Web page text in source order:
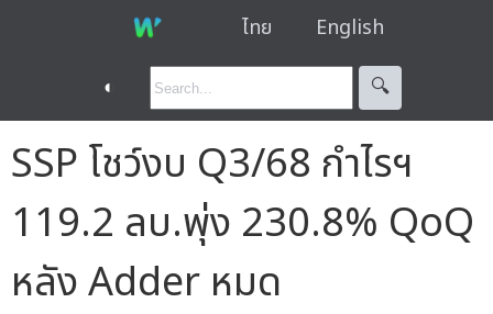
ไทย English
◐ 🔍︎
SSP โชว์งบ Q3/68 กำไรฯ
119.2 ลบ.พุ่ง 230.8% QoQ
หลัง Adder หมด